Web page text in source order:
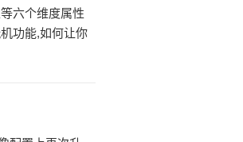
六个维度属性
功能,如何让你